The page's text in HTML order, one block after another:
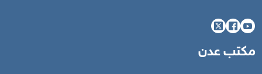
مكتب عدن